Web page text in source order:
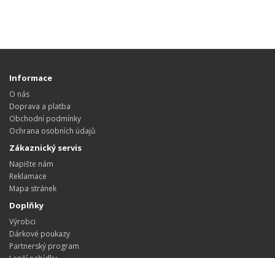
Informace
O nás
Doprava a platba
Obchodní podmínky
Ochrana osobních údajů
Zákaznický servis
Napište nám
Reklamace
Mapa stránek
Doplňky
Výrobci
Dárkové poukazy
Partnerský program